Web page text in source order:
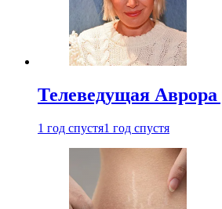
Телеведущая Аврора
1 год спустя1 год спустя